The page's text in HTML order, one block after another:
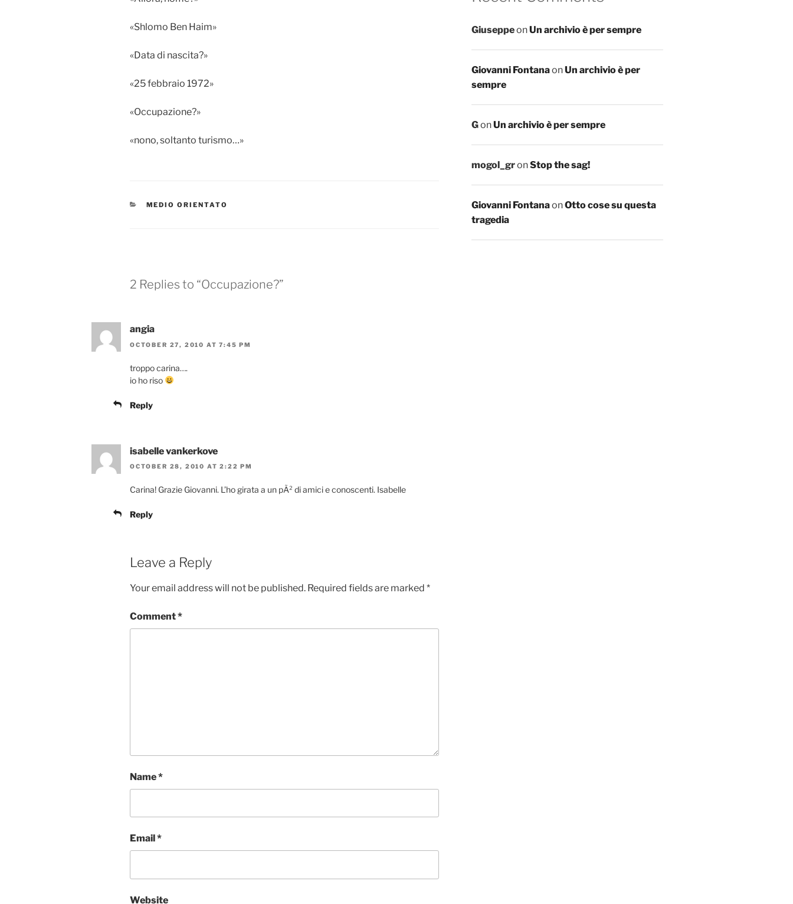
«Shlomo Ben Haim»
«Data di nascita?»
«25 febbraio 1972»
«Occupazione?»
«nono, soltanto turismo…»
CATEGORIES
MEDIO ORIENTATO
2 Replies to “Occupazione?”
angia
OCTOBER 27, 2010 AT 7:45 PM
troppo carina….
io ho riso
Reply
isabelle vankerkove
OCTOBER 28, 2010 AT 2:22 PM
Carina! Grazie Giovanni. L’ho girata a un pÃ² di amici e conoscenti. Isabelle
Reply
Leave a Reply
Your email address will not be published. Required fields are marked *
Comment*
Name*
Email *
Website
GiuseppeonUn archivio è per sempre
Giovanni FontanaonUn archivio è per
sempre
GonUn archivio è per sempre
mogol_gronStop the sag!
Giovanni FontanaonOtto cose su questa
tragedia